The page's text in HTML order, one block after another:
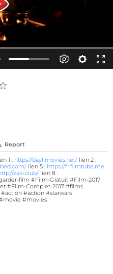
Report
1 : https://daylimovies.net/ lien 2 :
lien 5 : https://fr.filmtube.me
zaki.club/ lien 8 :
film #Film-Gratuit #Film-2017
#Film-Complet-2017 #films
#action #starwars
#movies